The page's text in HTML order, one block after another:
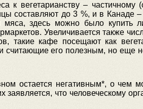
вегетарианству – частичному
составляют до 3 %, и в Канаде
мяса, здесь можно было купить
Увеличивается также
такие кафе посещают как
считающие его полезным, но еще
остается негативным*, о чем
что человеческому